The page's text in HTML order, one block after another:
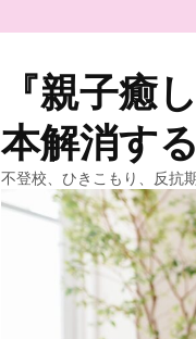
『親子
本解消す
不登校、ひきこもり、反抗